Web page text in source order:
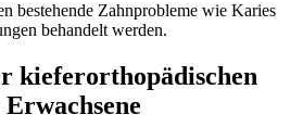
bestehende Zahnprobleme wie Karies
behandelt werden.
kieferorthopädischen